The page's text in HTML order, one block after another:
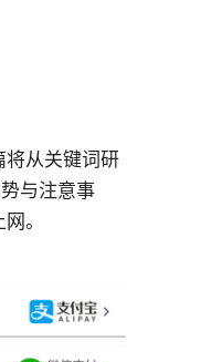
将从关键词研
与注意事
。